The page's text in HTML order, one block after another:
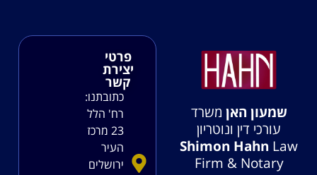
שמעון האן משרד
עורכי דין ונוטריון
Shimon Hahn Law
Firm & Notary
פרטי
יצירת
קשר
כתובתנו:
רח' הלל
23 מרכז
העיר
ירושלים